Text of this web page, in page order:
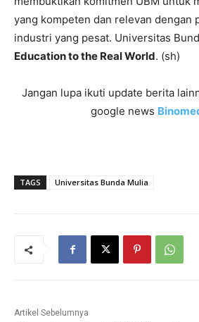
yang kompeten dan relevan dengan
industri yang pesat. Universitas
Education to the Real World. (sh)
Jangan lupa ikuti update berita
google news
TAGS Universitas Bunda Mulia
Artikel Sebelumnya